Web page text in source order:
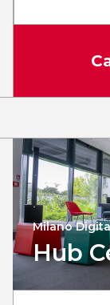
Milano
Hub